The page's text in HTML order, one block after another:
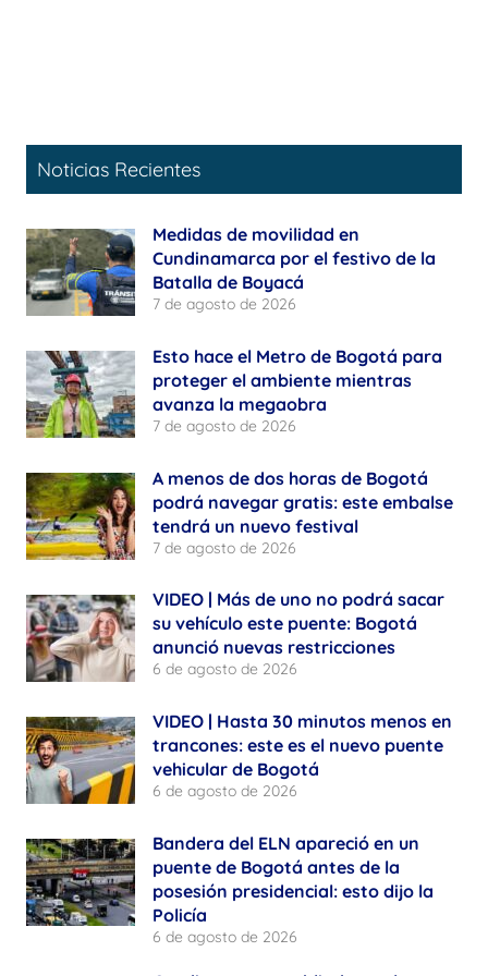
Noticias Recientes
Medidas de movilidad en
Cundinamarca por el festivo de la
Batalla de Boyacá
7 de agosto de 2026
Esto hace el Metro de Bogotá para
proteger el ambiente mientras
avanza la megaobra
7 de agosto de 2026
A menos de dos horas de Bogotá
podrá navegar gratis: este embalse
tendrá un nuevo festival
7 de agosto de 2026
VIDEO | Más de uno no podrá sacar
su vehículo este puente: Bogotá
anunció nuevas restricciones
6 de agosto de 2026
VIDEO | Hasta 30 minutos menos en
trancones: este es el nuevo puente
vehicular de Bogotá
6 de agosto de 2026
Bandera del ELN apareció en un
puente de Bogotá antes de la
posesión presidencial: esto dijo la
Policía
6 de agosto de 2026